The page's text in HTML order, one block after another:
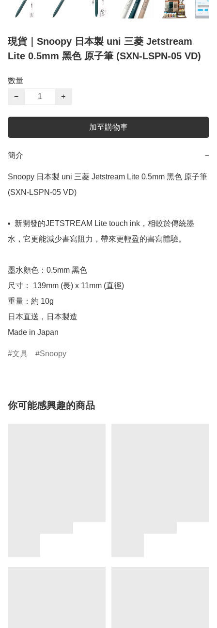
現貨｜Snoopy 日本製 uni 三菱 Jetstream
Lite 0.5mm 黑色 原子筆 (SXN-LSPN-05 VD)
數量
−
+
加至購物車
簡介 −
Snoopy 日本製 uni 三菱 Jetstream Lite 0.5mm 黑色 原子筆
(SXN-LSPN-05 VD)
▪️  新開發的JETSTREAM Lite touch ink，相較於傳統墨
水，它更能減少書寫阻力，帶來更輕盈的書寫體驗。
墨水顏色：0.5mm 黑色
尺寸： 139mm (長) x 11mm (直徑)
重量：約 10g
日本直送，日本製造
Made in Japan
文具 Snoopy
你可能感興趣的商品